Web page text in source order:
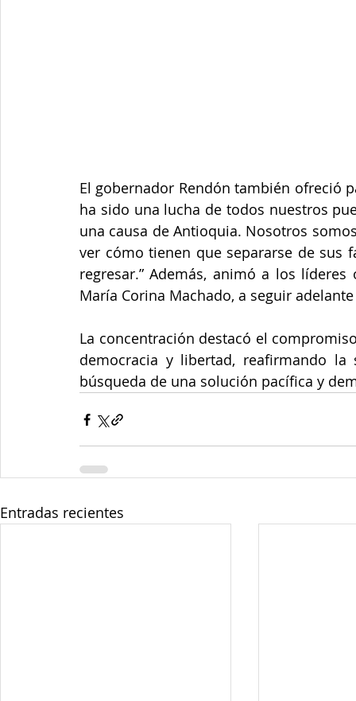
El gobernador Rendón también ofreció
ha sido una lucha de todos nuestros
una causa de Antioquia. Nosotros
ver cómo tienen que separarse de sus
regresar.” Además, animó a los
María Corina Machado, a seguir
La concentración destacó el
democracia y libertad, reafirmando
búsqueda de una solución pacífica y
Entradas recientes